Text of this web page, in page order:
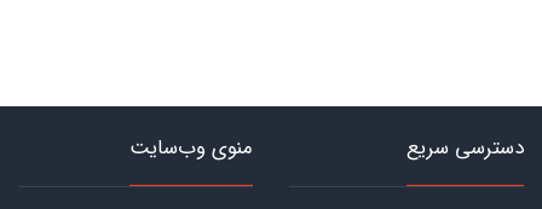
دسترسی سریع منوی وب‌سایت